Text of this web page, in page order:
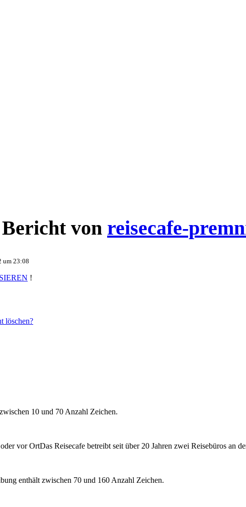
von reisecafe-
um 23:08
!
löschen?
10 und 70 Anzahl Zeichen.
vor OrtDas Reisecafe betreibt seit über 20 Jahren zwei Reisebüros an
enthält zwischen 70 und 160 Anzahl Zeichen.